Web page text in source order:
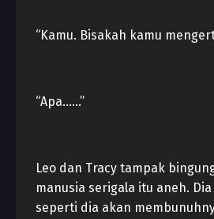
“Kamu. Bisakah kamu
“Apa……”
Leo dan Tracy tampak
manusia serigala itu aneh.
seperti dia akan